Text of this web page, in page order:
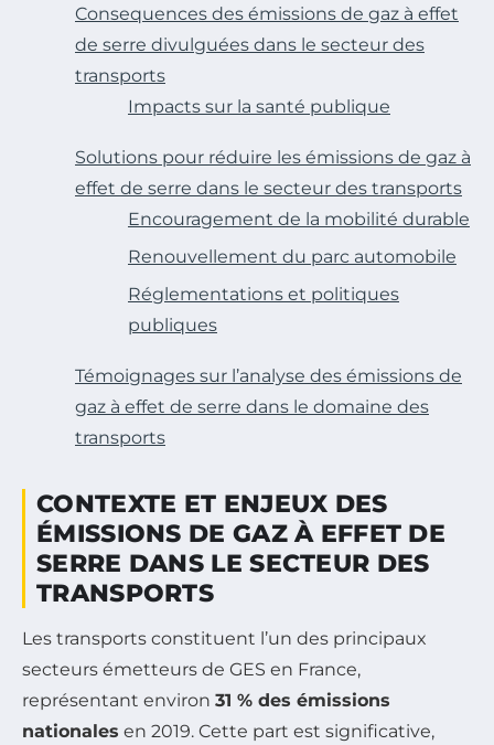
Consequences des émissions de gaz à effet
de serre divulguées dans le secteur des
transports
Impacts sur la santé publique
Solutions pour réduire les émissions de gaz à
effet de serre dans le secteur des transports
Encouragement de la mobilité durable
Renouvellement du parc automobile
Réglementations et politiques
publiques
Témoignages sur l’analyse des émissions de
gaz à effet de serre dans le domaine des
transports
CONTEXTE ET ENJEUX DES
ÉMISSIONS DE GAZ À EFFET DE
SERRE DANS LE SECTEUR DES
TRANSPORTS
Les transports constituent l’un des principaux
secteurs émetteurs de GES en France,
représentant environ 31 % des émissions
nationales en 2019. Cette part est significative,